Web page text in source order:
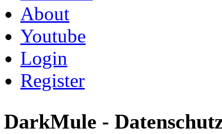
About
Youtube
Login
Register
DarkMule -